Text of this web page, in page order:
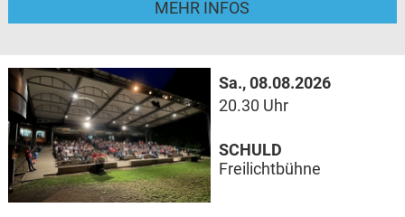
MEHR INFOS
Sa., 08.08.2026
20.30 Uhr
SCHULD
Freilichtbühne